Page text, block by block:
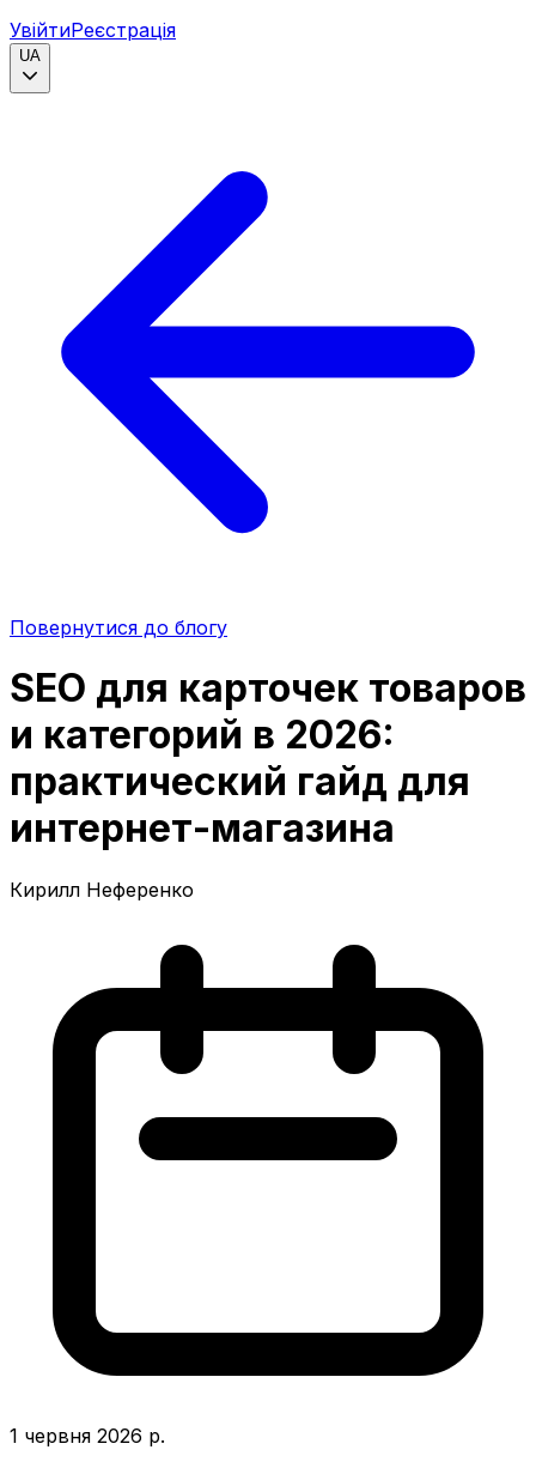
УвійтиРеєстрація
UA
Повернутися до блогу
SEO для карточек товаров
и категорий в 2026:
практический гайд для
интернет-магазина
Кирилл Неференко
1 червня 2026 р.